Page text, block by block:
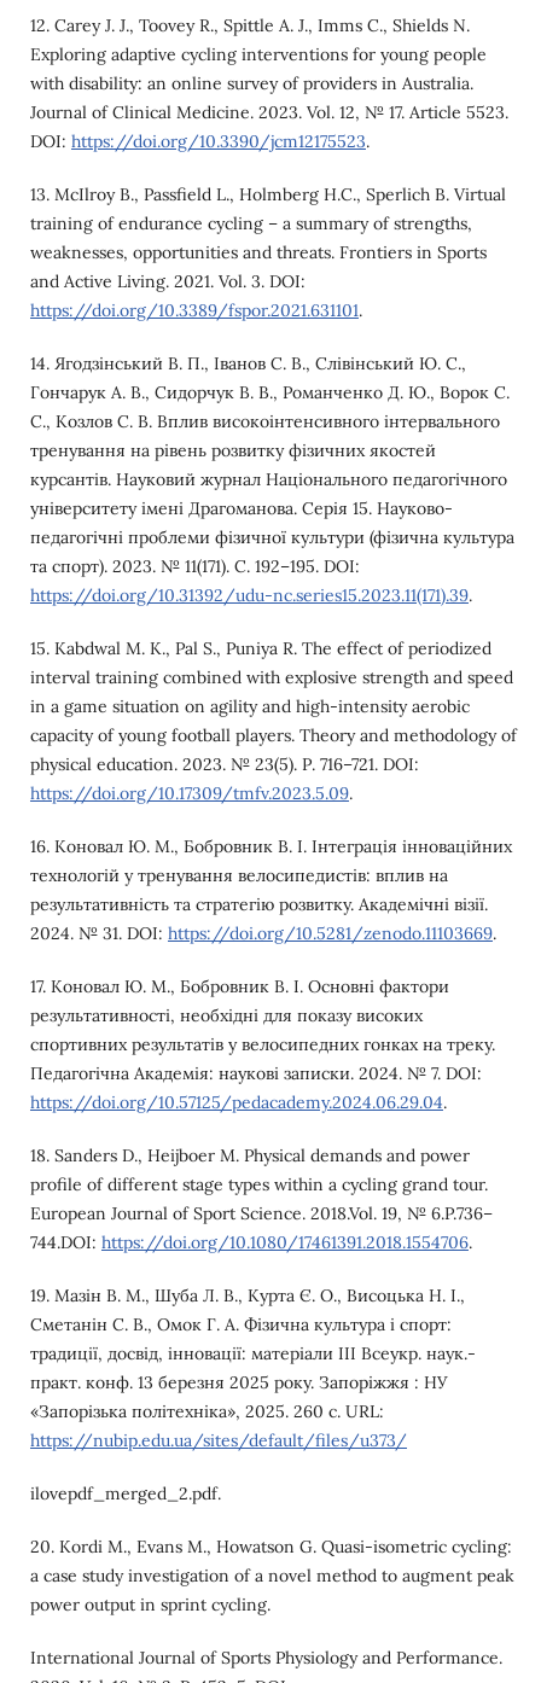
12. Carey J. J., Toovey R., Spittle A. J., Imms C., Shields N.
Exploring adaptive cycling interventions for young people
with disability: an online survey of providers in Australia.
Journal of Clinical Medicine. 2023. Vol. 12, № 17. Article 5523.
DOI: https://doi.org/10.3390/jcm12175523.
13. McIlroy B., Passfield L., Holmberg H.C., Sperlich B. Virtual
training of endurance cycling – a summary of strengths,
weaknesses, opportunities and threats. Frontiers in Sports
and Active Living. 2021. Vol. 3. DOI:
https://doi.org/10.3389/fspor.2021.631101.
14. Ягодзінський В. П., Іванов С. В., Слівінський Ю. С.,
Гончарук А. В., Сидорчук В. В., Романченко Д. Ю., Ворок С.
С., Козлов С. В. Вплив високоінтенсивного інтервального
тренування на рівень розвитку фізичних якостей
курсантів. Науковий журнал Національного педагогічного
університету імені Драгоманова. Серія 15. Науково-
педагогічні проблеми фізичної культури (фізична культура
та спорт). 2023. № 11(171). С. 192–195. DOI:
https://doi.org/10.31392/udu-nc.series15.2023.11(171).39.
15. Kabdwal M. K., Pal S., Puniya R. The effect of periodized
interval training combined with explosive strength and speed
in a game situation on agility and high-intensity aerobic
capacity of young football players. Theory and methodology of
physical education. 2023. № 23(5). Р. 716–721. DOI:
https://doi.org/10.17309/tmfv.2023.5.09.
16. Коновал Ю. М., Бобровник В. І. Інтеграція інноваційних
технологій у тренування велосипедистів: вплив на
результативність та стратегію розвитку. Академічні візії.
2024. № 31. DOI: https://doi.org/10.5281/zenodo.11103669.
17. Коновал Ю. М., Бобровник В. І. Основні фактори
результативності, необхідні для показу високих
спортивних результатів у велосипедних гонках на треку.
Педагогічна Академія: наукові записки. 2024. № 7. DOI:
https://doi.org/10.57125/pedacademy.2024.06.29.04.
18. Sanders D., Heijboer M. Physical demands and power
profile of different stage types within a cycling grand tour.
European Journal of Sport Science. 2018.Vol. 19, № 6.P.736–
744.DOI: https://doi.org/10.1080/17461391.2018.1554706.
19. Mазін В. М., Шуба Л. В., Курта Є. О., Висоцька Н. I.,
Сметанін С. В., Омок Г. А. Фізична культура і спорт:
традиції, досвід, інновації: матеріали III Всеукр. наук.-
практ. конф. 13 березня 2025 року. Запоріжжя : НУ
«Запорізька політехніка», 2025. 260 с. URL:
https://nubip.edu.ua/sites/default/files/u373/
ilovepdf_merged_2.pdf.
20. Kordi M., Evans M., Howatson G. Quasi-isometric cycling:
a case study investigation of a novel method to augment peak
power output in sprint cycling.
International Journal of Sports Physiology and Performance.